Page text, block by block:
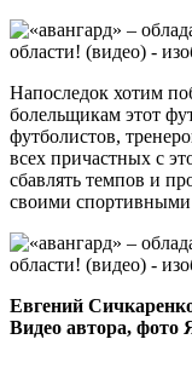
Напоследок хотим
болельщикам этот
футболистов,
всех причастных с
сбавлять темпов и
своими
Евгений
Видео автора,